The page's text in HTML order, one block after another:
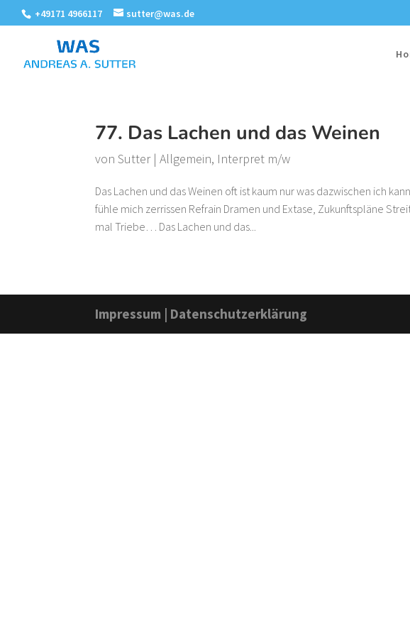
+49171 4966117 sutter@was.de
77. Das Lachen und das Weinen
vonSutter|Allgemein, Interpret m/w
Das Lachen und das Weinen oft ist kaum nur was dazwischen ich
fühle mich zerrissen Refrain Dramen und Extase, Zukunftspläne
mal Triebe… Das Lachen und das...
Impressum | Datenschutzerklärung